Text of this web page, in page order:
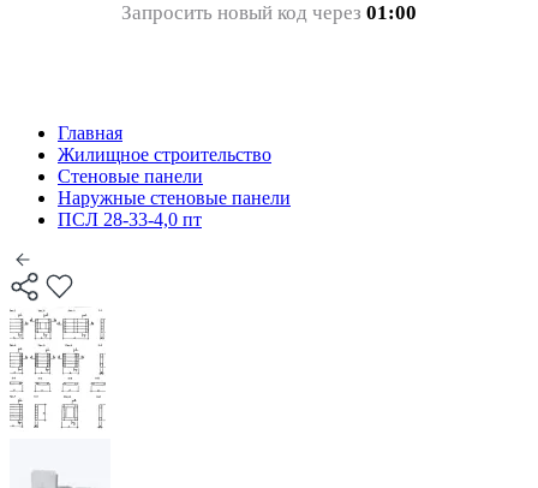
Запросить новый код через 01:00
Главная
Жилищное строительство
Стеновые панели
Наружные стеновые панели
ПСЛ 28-33-4,0 пт